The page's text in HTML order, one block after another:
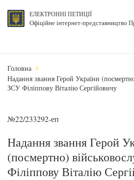
ЕЛЕКТРОННІ ПЕТИЦІЇ
Офіційне інтернет-представництво
Головна
Надання звання Герой України
ЗСУ Філіппову Віталію Сергійовичу
№22/233292-еп
Надання звання Герой
(посмертно)
Філіппову Віталію